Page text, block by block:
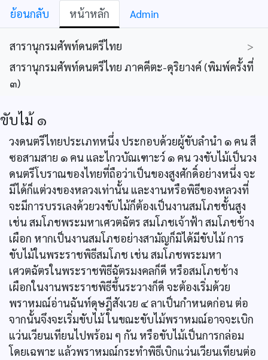
ย้อนกลับ หน้าหลัก Admin
สารานุกรมศัพท์ดนตรีไทย
>
สารานุกรมศัพท์ดนตรีไทย ภาคคีตะ-ดุริยางค์ (พิมพ์ครั้งที่
๓)
ขับไม้ ๑
วงดนตรีไทยประเภทหนึ่ง ประกอบด้วยผู้ขับลำนำ ๑ คน สี
ซอสามสาย ๑ คน และไกวบัณเฑาะว์ ๑ คน วงขับไม้เป็นวง
ดนตรีโบราณของไทยที่ถือว่าเป็นของสูงศักดิ์อย่างหนึ่ง จะ
มีได้ก็แต่วงของหลวงเท่านั้น และงานหรือพิธีของหลวงที่
จะมีการบรรเลงด้วยวงขับไม้ก็ต้องเป็นงานสมโภชชั้นสูง
เช่น สมโภชพระมหาเศวตฉัตร สมโภชเจ้าฟ้า สมโภชช้าง
เผือก หากเป็นงานสมโภชอย่างสามัญก็มิได้มีขับไม้ การ
ขับไม้ในพระราชพิธีสมโภช เช่น สมโภชพระมหา
เศวตฉัตรในพระราชพิธีฉัตรมงคลก็ดี หรือสมโภชช้าง
เผือกในงานพระราชพิธีขึ้นระวางก็ดี จะต้องเริ่มด้วย
พราหมณ์อ่านฉันท์ดุษฎีสังเวย ๔ ลาเป็นกำหนดก่อน ต่อ
จากนั้นจึงจะเริ่มขับไม้ ในขณะขับไม้พราหมณ์อาจจะเบิก
แว่นเวียนเทียนไปพร้อม ๆ กัน หรือขับไม้เป็นการกล่อม
โดยเฉพาะ แล้วพราหมณ์กระทำพิธีเบิกแว่นเวียนเทียนต่อ